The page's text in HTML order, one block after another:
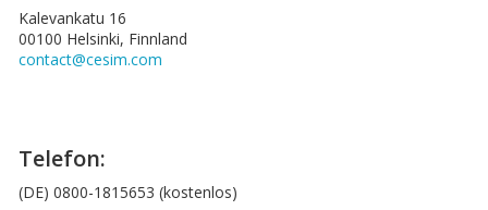
Kalevankatu 16
00100 Helsinki, Finnland
contact@cesim.com
Telefon:
(DE) 0800-1815653 (kostenlos)